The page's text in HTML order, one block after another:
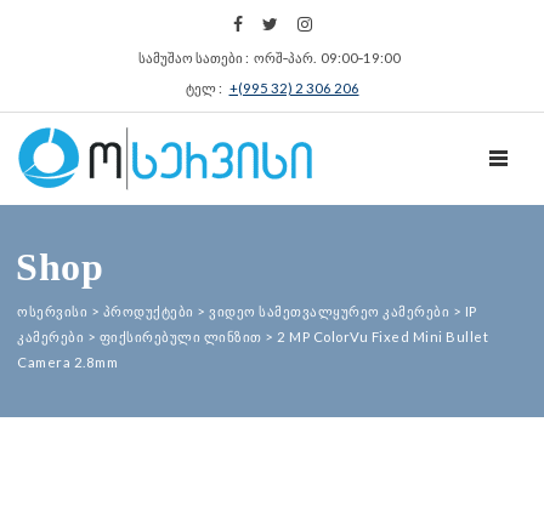
სამუშაო სათები : ორშ‑პარ. 09:00‑19:00
ტელ : +(995 32) 2 306 206
Shop
ოსერვისი > პროდუქტები > ვიდეო სამეთვალყურეო კამერები > IP
კამერები > ფიქსირებული ლინზით > 2 MP ColorVu Fixed Mini Bullet
Camera 2.8mm